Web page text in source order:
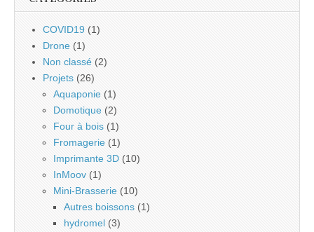
COVID19 (1)
Drone (1)
Non classé (2)
Projets (26)
Aquaponie (1)
Domotique (2)
Four à bois (1)
Fromagerie (1)
Imprimante 3D (10)
InMoov (1)
Mini-Brasserie (10)
Autres boissons (1)
hydromel (3)